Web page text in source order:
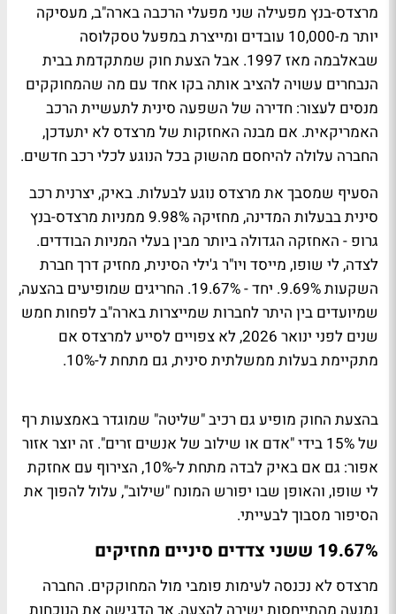
מרצדס-בנץ מפעילה שני מפעלי הרכבה בארה"ב, מעסיקה
יותר מ-10,000 עובדים ומייצרת במפעל טסקלוסה
שבאלבמה מאז 1997. אבל הצעת חוק שמתקדמת בבית
הנבחרים עשויה להציב אותה בקו אחד עם מה שהמחוקקים
מנסים לעצור: חדירה של השפעה סינית לתעשיית הרכב
האמריקאית. אם מבנה האחזקות של מרצדס לא יתעדכן,
החברה עלולה להיחסם מהשוק בכל הנוגע לכלי רכב חדשים.
הסעיף שמסבך את מרצדס נוגע לבעלות. באיק, יצרנית רכב
סינית בבעלות המדינה, מחזיקה 9.98% ממניות מרצדס-בנץ
גרופ - האחזקה הגדולה ביותר מבין בעלי המניות הבודדים.
לצדה, לי שופו, מייסד ויו"ר ג'ילי הסינית, מחזיק דרך חברת
השקעות 9.69%. יחד - 19.67%. החריגים שמופיעים בהצעה,
שמיועדים בין היתר לחברות שמייצרות בארה"ב לפחות חמש
שנים לפני ינואר 2026, לא צפויים לסייע למרצדס אם
מתקיימת בעלות ממשלתית סינית, גם מתחת ל-10%.
בהצעת החוק מופיע גם רכיב "שליטה" שמוגדר באמצעות רף
של 15% בידי "אדם או שילוב של אנשים זרים". זה יוצר אזור
אפור: גם אם באיק לבדה מתחת ל-10%, הצירוף עם אחזקת
לי שופו, והאופן שבו יפורש המונח "שילוב", עלול להפוך את
הסיפור מסבוך לבעייתי.
19.67% ששני צדדים סיניים מחזיקים
מרצדס לא נכנסה לעימות פומבי מול המחוקקים. החברה